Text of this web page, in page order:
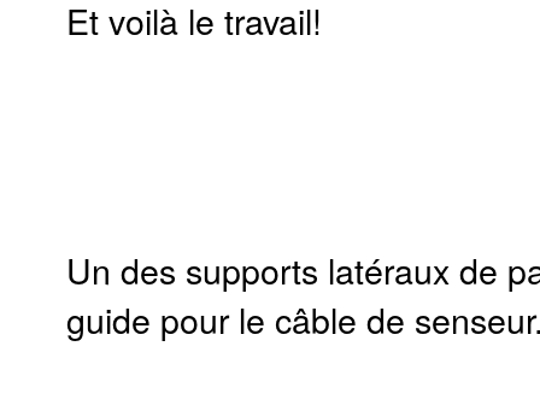
Et voilà le travail!
Un des supports latéraux de
guide pour le câble de